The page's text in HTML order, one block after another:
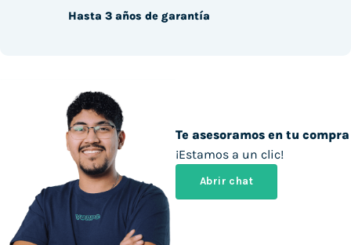
Te asesoramos en tu compra
¡Estamos a un clic!
Abrir chat
Hasta 3 años de garantía